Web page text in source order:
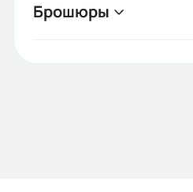
Брошюры